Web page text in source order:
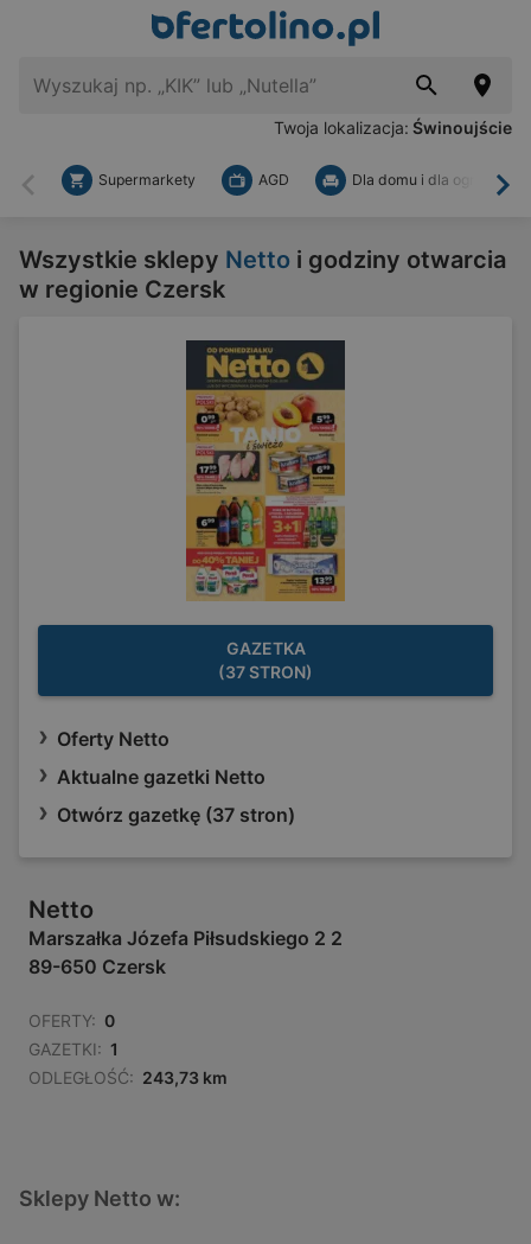
Twoja lokalizacja: Świnoujście
Wstecz
Supermarkety AGD Dla domu i dla ogrodu
Wszystkie sklepy Netto i godziny otwarcia
w regionie Czersk
GAZETKA
(37 STRON)
Oferty Netto
Aktualne gazetki Netto
Otwórz gazetkę (37 stron)
Netto
Marszałka Józefa Piłsudskiego 2 2
89-650 Czersk
OFERTY: 0
GAZETKI: 1
ODLEGŁOŚĆ: 243,73 km
Sklepy Netto w: